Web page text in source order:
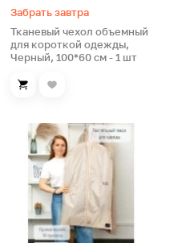
Забрать завтра
Тканевый чехол объемный
для короткой одежды,
Черный, 100*60 см - 1 шт